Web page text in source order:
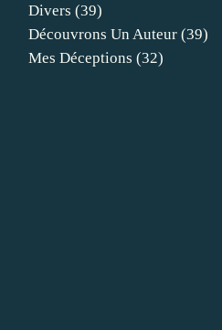
Divers (39)
Découvrons Un Auteur (39)
Mes Déceptions (32)